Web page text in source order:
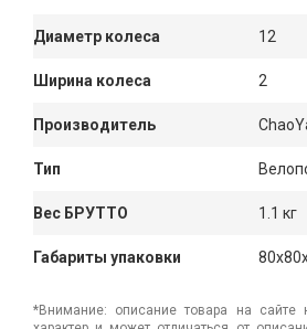
Диаметр колеса 12
Ширина колеса 2
Производитель
Тип
Вес БРУТТО 1.1 кг
Габариты упаковки
*Внимание: описание товара на сайте